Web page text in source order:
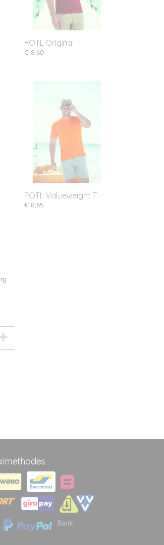
FOTL Original T
€ 8,60
FOTL Valueweight T
€ 8,65